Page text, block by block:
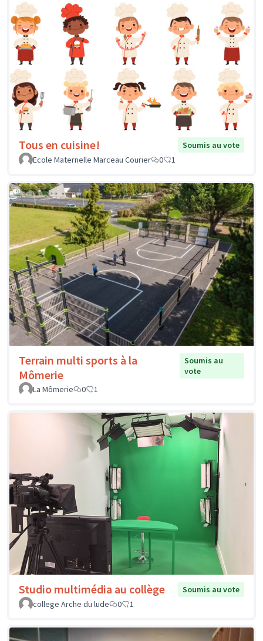
Tous en cuisine!
Soumis au vote
Ecole Maternelle Marceau Courier
0 1
Terrain multi sports à la
Mômerie
Soumis au
vote
La Mômerie
0 1
Studio multimédia au collège
Soumis au vote
college Arche du lude
0 1